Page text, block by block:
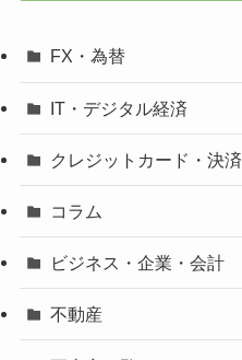
FX・為替
IT・デジタル経済
クレジットカード・決済
コラム
ビジネス・企業・会計
不動産